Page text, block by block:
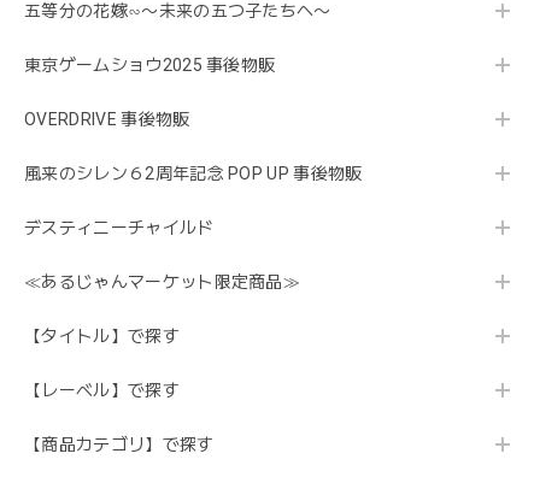
五等分の花嫁∽〜未来の五つ子たちへ〜
東京ゲームショウ2025 事後物販
OVERDRIVE 事後物販
風来のシレン６2周年記念 POP UP 事後物販
デスティニーチャイルド
≪あるじゃんマーケット限定商品≫
【タイトル】で探す
【レーベル】で探す
【商品カテゴリ】で探す